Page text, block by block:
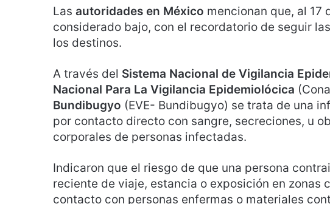
Las autoridades en México mencionan que, al 17
considerado bajo, con el recordatorio de seguir
los destinos.
A través del Sistema Nacional de Vigilancia
Nacional Para La Vigilancia Epidemiolócica
Bundibugyo (EVE- Bundibugyo) se trata de una
por contacto directo con sangre, secreciones, u
corporales de personas infectadas.
Indicaron que el riesgo de que una persona
reciente de viaje, estancia o exposición en zonas
contacto con personas enfermas o materiales